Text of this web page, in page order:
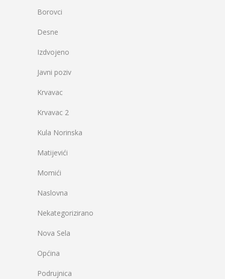
Borovci
Desne
Izdvojeno
Javni poziv
Krvavac
Krvavac 2
Kula Norinska
Matijevići
Momići
Naslovna
Nekategorizirano
Nova Sela
Općina
Podrujnica